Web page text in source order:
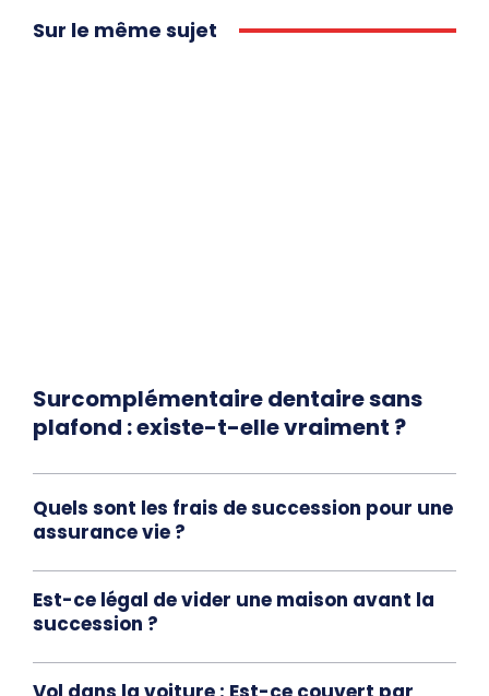
Sur le même sujet
Surcomplémentaire dentaire sans
plafond : existe-t-elle vraiment ?
Quels sont les frais de succession pour une
assurance vie ?
Est-ce légal de vider une maison avant la
succession ?